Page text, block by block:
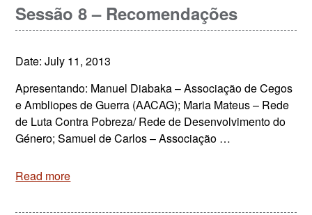
Sessão 8 – Recomendações
Date: July 11, 2013
Apresentando: Manuel Diabaka – Associação de Cegos
e Ambliopes de Guerra (AACAG); Maria Mateus – Rede
de Luta Contra Pobreza/ Rede de Desenvolvimento do
Género; Samuel de Carlos – Associação …
Read more